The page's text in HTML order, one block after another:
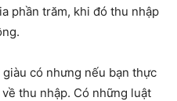
phần trăm, khi đó thu nhập
có nhưng nếu bạn thực
thu nhập. Có những luật